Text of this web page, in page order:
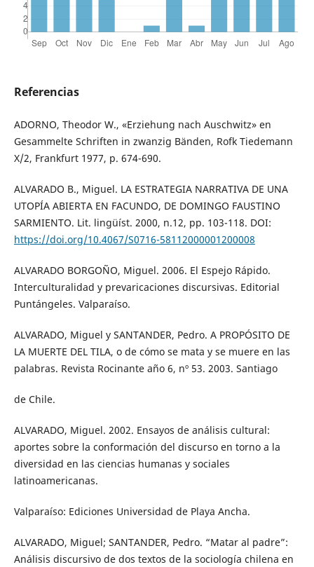
Referencias
ADORNO, Theodor W., «Erziehung nach Auschwitz» en
Gesammelte Schriften in zwanzig Bänden, Rofk Tiedemann
X/2, Frankfurt 1977, p. 674-690.
ALVARADO B., Miguel. LA ESTRATEGIA NARRATIVA DE UNA
UTOPÍA ABIERTA EN FACUNDO, DE DOMINGO FAUSTINO
SARMIENTO. Lit. lingüíst. 2000, n.12, pp. 103-118. DOI:
https://doi.org/10.4067/S0716-58112000001200008
ALVARADO BORGOÑO, Miguel. 2006. El Espejo Rápido.
Interculturalidad y prevaricaciones discursivas. Editorial
Puntángeles. Valparaíso.
ALVARADO, Miguel y SANTANDER, Pedro. A PROPÓSITO DE
LA MUERTE DEL TILA, o de cómo se mata y se muere en las
palabras. Revista Rocinante año 6, nº 53. 2003. Santiago
de Chile.
ALVARADO, Miguel. 2002. Ensayos de análisis cultural:
aportes sobre la conformación del discurso en torno a la
diversidad en las ciencias humanas y sociales
latinoamericanas.
Valparaíso: Ediciones Universidad de Playa Ancha.
ALVARADO, Miguel; SANTANDER, Pedro. “Matar al padre”:
Análisis discursivo de dos textos de la sociología chilena en